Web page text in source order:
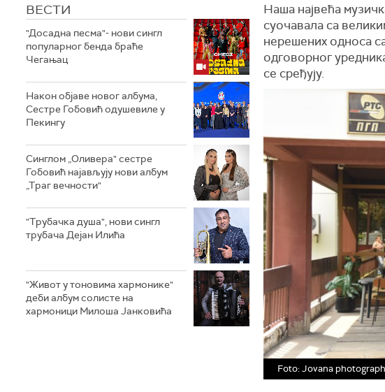
ВЕСТИ
"Досадна песма"- нови сингл
популарног бенда браће
Чегањац
Након објаве новог албума,
Сестре Гобовић одушевиле у
Пекингу
Синглом „Оливера" сестре
Гобовић најављују нови албум
„Траг вечности"
"Трубачка душа", нови сингл
трубача Дејан Илића
"Живот у тоновима хармонике"
деби албум солисте на
хармоници Милоша Јанковића
Наша највећа
суочавала са
нерешених односа
одговорног
се сређују.
Foto: Jovana